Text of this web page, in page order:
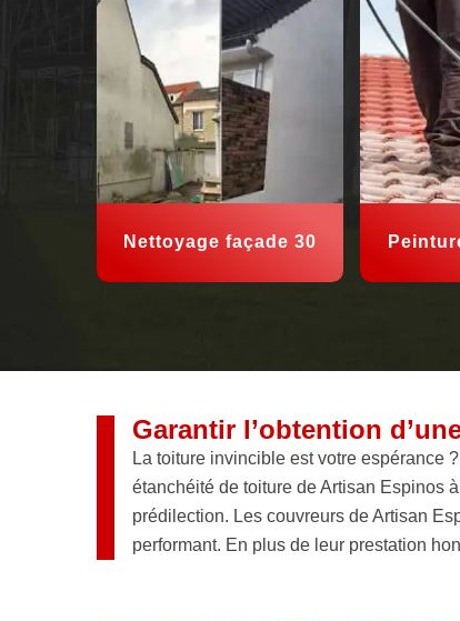
Nettoyage façade 30
Garantir l’obtention
La toiture invincible est votre espérance
étanchéité de toiture de Artisan Espinos
prédilection. Les couvreurs de Artisan
performant. En plus de leur prestation